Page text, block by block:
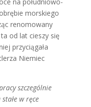
morskiego
renomowany
od lat cieszy się
przyciągała
Niemiec
szczególnie
w ręce